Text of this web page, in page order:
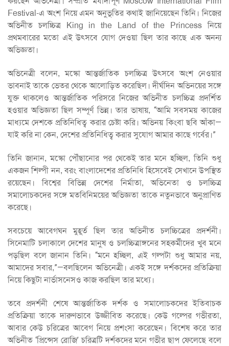
Festival-এ অংশ নিয়ে এমন অনুভূতির কথাই জানিয়েছেন তিনি। নিজের
অভিনীত চলচ্চিত্র King in the Land of the Princess নিয়ে
প্রথমবারের মতো এই উৎসবে যোগ দেওয়া ছিল তার কাছে এক অনন্য
অভিজ্ঞতা।
অভিনেত্রী বলেন, মস্কো আন্তর্জাতিক চলচ্চিত্র উৎসবে অংশ নেওয়ার
ভাবনাই তাকে ভেতর থেকে আলোড়িত করেছিল। দীর্ঘদিন অভিনয়ের সঙ্গে
যুক্ত থাকলেও আন্তর্জাতিক পরিসরে নিজের অভিনীত চলচ্চিত্র প্রদর্শিত
হওয়ার অভিজ্ঞতা ছিল সম্পূর্ণ ভিন্ন। তার ভাষায়, “আমি সবসময় কাজের
মাধ্যমে দেশকে প্রতিনিধিত্ব করার চেষ্টা করি। অভিনয় কিংবা ছবি আঁকা—
যাই করি না কেন, দেশের প্রতিনিধিত্ব করার সুযোগ আমার কাছে গর্বের।”
তিনি জানান, মস্কো পৌঁছানোর পর থেকেই তার মনে হচ্ছিল, তিনি শুধু
একজন শিল্পী নন, বরং বাংলাদেশের প্রতিনিধি হিসেবেই সেখানে উপস্থিত
রয়েছেন। বিশ্বের বিভিন্ন দেশের নির্মাতা, অভিনেতা ও চলচ্চিত্র
সমালোচকদের সঙ্গে মতবিনিময়ের অভিজ্ঞতা তাকে নতুনভাবে অনুপ্রাণিত
করেছে।
সবচেয়ে আবেগঘন মুহূর্ত ছিল তার অভিনীত চলচ্চিত্রের প্রদর্শনী।
সিনেমাটি চলাকালে দেশের মানুষ ও চলচ্চিত্রাঙ্গনের সহকর্মীদের খুব মনে
পড়ছিল বলে জানান তিনি। “মনে হচ্ছিল, এই গল্পটা শুধু আমার নয়,
আমাদের সবার,”—বলছিলেন অভিনেত্রী। একই সঙ্গে দর্শকদের প্রতিক্রিয়া
নিয়ে কিছুটা নার্ভাসনেসও কাজ করছিল তার মধ্যে।
তবে প্রদর্শনী শেষে আন্তর্জাতিক দর্শক ও সমালোচকদের ইতিবাচক
প্রতিক্রিয়া তাকে দারুণভাবে উজ্জীবিত করেছে। কেউ গল্পের গভীরতা,
আবার কেউ চরিত্রের আবেগ নিয়ে প্রশংসা করেছেন। বিশেষ করে তার
অভিনীত ‘প্রিন্সেস রোজি’ চরিত্রটি দর্শকদের মনে গভীর ছাপ ফেলেছে বলে